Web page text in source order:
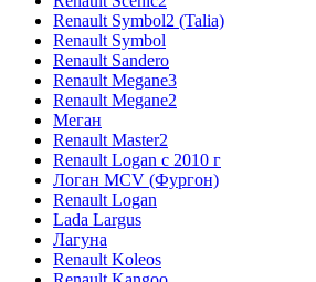
Renault Symbol2 (Talia)
Renault Symbol
Renault Sandero
Renault Megane3
Renault Megane2
Меган
Renault Master2
Renault Logan c 2010 г
Логан МСV (Фургон)
Renault Logan
Lada Largus
Лагуна
Renault Koleos